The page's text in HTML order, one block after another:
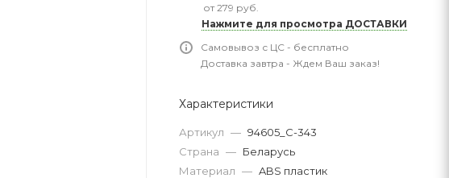
от 279 руб.
Нажмите для просмотра ДОСТАВКИ
Самовывоз с ЦС - бесплатно
Доставка завтра - Ждем Ваш заказ!
Характеристики
Артикул — 94605_С-343
Страна — Беларусь
Материал — ABS пластик